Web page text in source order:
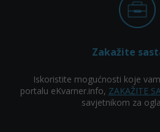
Zakažite
Iskoristite mogućnosti koje
portalu eKvarner.info, ZAKAŽITE
savjetnikom za